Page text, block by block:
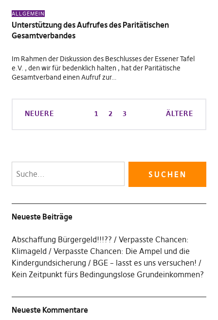
ALLGEMEIN
Unterstützung des Aufrufes des Paritätischen
Gesamtverbandes
Im Rahmen der Diskussion des Beschlusses der Essener Tafel
e.V. , den wir für bedenklich halten , hat der Paritätische
Gesamtverband einen Aufruf zur…
NEUERE 1 2 3 ÄLTERE
Neueste Beiträge
Abschaffung Bürgergeld!!!??
Verpasste Chancen:
Klimageld
Verpasste Chancen: Die Ampel und die
Kindergundsicherung
BGE – lasst es uns versuchen!
Kein Zeitpunkt fürs Bedingungslose Grundeinkommen?
Neueste Kommentare